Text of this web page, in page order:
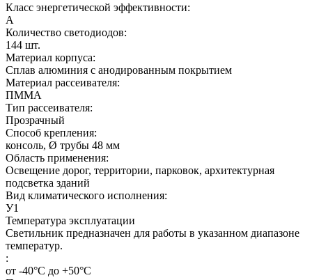
Класс энергетической эффективности:
A
Количество светодиодов:
144 шт.
Материал корпуса:
Сплав алюминия с анодированным покрытием
Материал рассеивателя:
ПММА
Тип рассеивателя:
Прозрачный
Способ крепления:
консоль, Ø трубы 48 мм
Область применения:
Освещение дорог, территории, парковок, архитектурная
подсветка зданий
Вид климатического исполнения:
У1
Температура эксплуатации
Светильник предназначен для работы в указанном диапазоне
температур.
:
от -40°C до +50°C